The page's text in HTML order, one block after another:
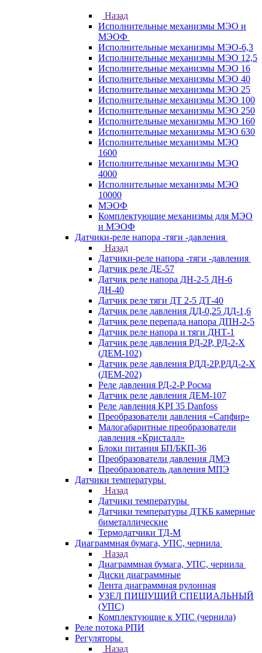
Назад
Исполнительные механизмы МЭО и
МЭОФ
Исполнительные механизмы МЭО-6,3
Исполнительные механизмы МЭО 12,5
Исполнительные механизмы МЭО 16
Исполнительные механизмы МЭО 40
Исполнительные механизмы МЭО 25
Исполнительные механизмы МЭО 100
Исполнительные механизмы МЭО 250
Исполнительные механизмы МЭО 160
Исполнительные механизмы МЭО 630
Исполнительные механизмы МЭО
1600
Исполнительные механизмы МЭО
4000
Исполнительные механизмы МЭО
10000
МЭОФ
Комплектующие механизмы для МЭО
и МЭОФ
Датчики-реле напора -тяги -давления
Назад
Датчики-реле напора -тяги -давления
Датчик реле ДЕ-57
Датчик реле напора ДН-2-5 ДН-6
ДН-40
Датчик реле тяги ДТ 2-5 ДТ-40
Датчик реле давления ДД-0,25 ДД-1,6
Датчик реле перепада напора ДПН-2-5
Датчик реле напора и тяги ДНТ-1
Датчик реле давления РД-2Р, РД-2-Х
(ДЕМ-102)
Датчик реле давления РДД-2Р,РДД-2-Х
(ДЕМ-202)
Реле давления РД-2-Р Росма
Датчик реле давления ДЕМ-107
Реле давления KPI 35 Danfoss
Преобразователи давления «Сапфир»
Малогабаритные преобразователи
давления «Кристалл»
Блоки питания БП/БКП-36
Преобразователи давления ДМЭ
Преобразователь давления МПЭ
Датчики температуры
Назад
Датчики температуры
Датчики температуры ДТКБ камерные
биметаллические
Термодатчики ТД-М
Диаграммная бумага, УПС, чернила
Назад
Диаграммная бумага, УПС, чернила
Диски диаграммные
Лента диаграммная рулонная
УЗЕЛ ПИШУЩИЙ СПЕЦИАЛЬНЫЙ
(УПС)
Комплектующие к УПС (чернила)
Реле потока РПИ
Регуляторы
Назад